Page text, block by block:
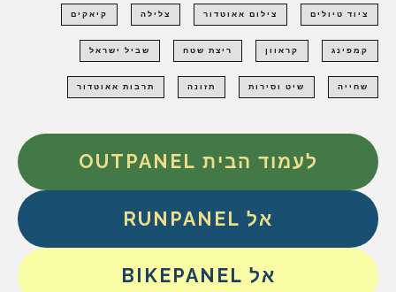
ציוד טיולים צילום אאוטדור צלילה קיאקים
קמפינג קראוון ריצת שטח שביל ישראל
שחייה שיט וסירות תזונה תרבות אאוטדור
לעמוד הבית OUTPANEL
אל RUNPANEL
אל BIKEPANEL